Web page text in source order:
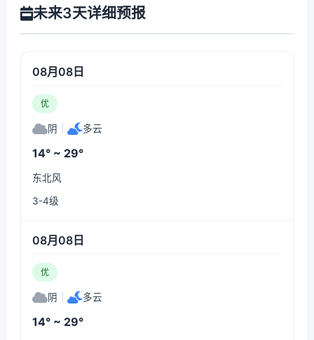
未来3天详细预报
08月08日
优
阴 多云
14° ~ 29°
东北风
3-4级
08月08日
优
阴 多云
14° ~ 29°